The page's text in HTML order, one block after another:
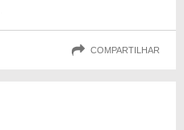
COMPARTILHAR